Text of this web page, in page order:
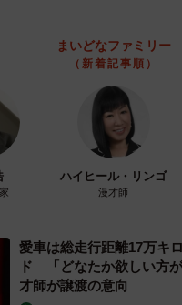
まいどなファミリー
（新着記事順）
ハイヒール・リンゴ
漫才師
愛車は総走行距離17万キ
ド 「どなたか欲しい方
才師が譲渡の意向